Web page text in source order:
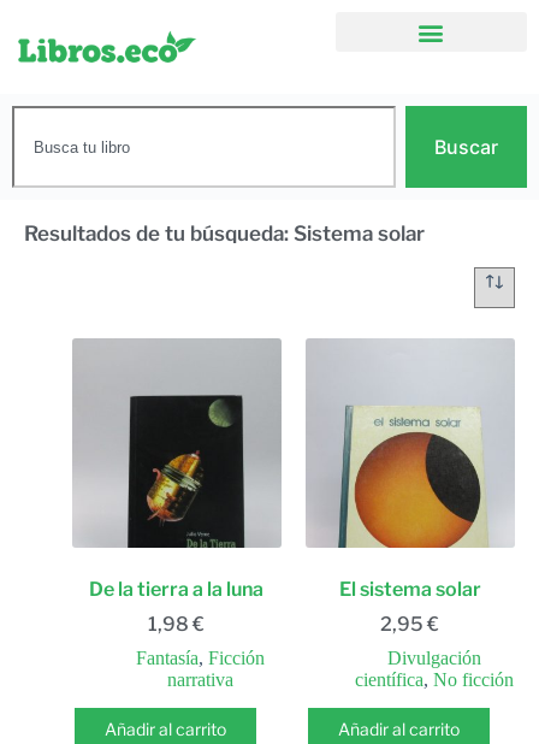
Buscar
Resultados de tu búsqueda: Sistema solar
De la tierra a la luna
1,98€
Fantasía,Ficción
narrativa
Añadir al carrito
El sistema solar
2,95€
Divulgación
científica, No ficción
Añadir al carrito